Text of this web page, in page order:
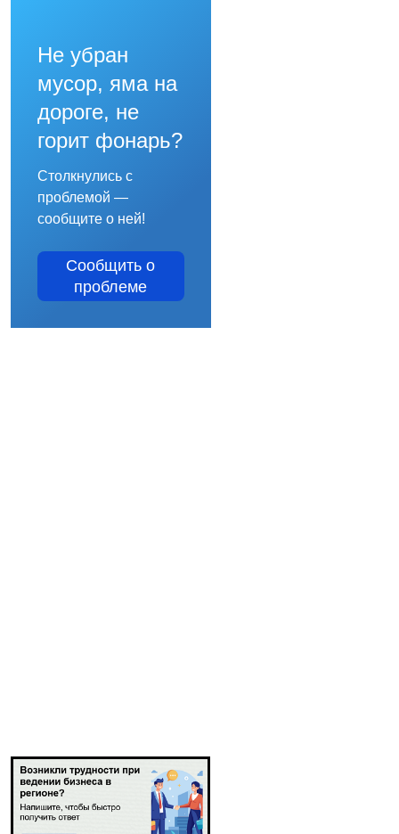
Не убран
мусор, яма на
дороге, не
горит фонарь?
Столкнулись с
проблемой —
сообщите о ней!
Сообщить о
проблеме